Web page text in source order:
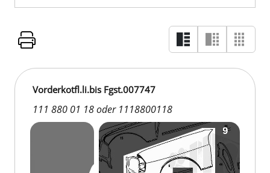
Vorderkotfl.li.bis Fgst.007747
111 880 01 18 oder 1118800118